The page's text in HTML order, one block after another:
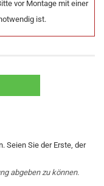
vor Montage mit einer
ist.
Seien Sie der Erste, der
abgeben zu können.